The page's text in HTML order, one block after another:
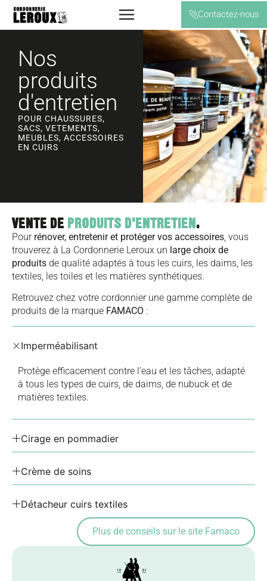
Contactez-nous
Nos
produits
d'entretien
POUR CHAUSSURES,
SACS, VETEMENTS,
MEUBLES, ACCESSOIRES
EN CUIRS
VENTE DE PRODUITS D'ENTRETIEN.
Pourrénover, entretenir et protéger vos accessoires , vous
trouverez à La Cordonnerie Leroux un large choix de
produits de qualité adaptés à tous les cuirs, les daims, les
textiles, les toiles et les matières synthétiques.
Retrouvez chez votre cordonnier une gamme complète de
produits de la marque FAMACO :
Imperméabilisant
Protège efficacement contre l’eau et les tâches, adapté
à tous les types de cuirs, de daims, de nubuck et de
matières textiles.
Cirage en pommadier
Crème de soins
Détacheur cuirs textiles
Plus de conseils sur le site Famaco